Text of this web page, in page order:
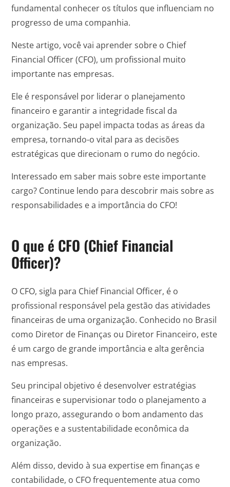
fundamental conhecer os títulos que influenciam no
progresso de uma companhia.
Neste artigo, você vai aprender sobre o Chief
Financial Officer (CFO), um profissional muito
importante nas empresas.
Ele é responsável por liderar o planejamento
financeiro e garantir a integridade fiscal da
organização. Seu papel impacta todas as áreas da
empresa, tornando-o vital para as decisões
estratégicas que direcionam o rumo do negócio.
Interessado em saber mais sobre este importante
cargo? Continue lendo para descobrir mais sobre as
responsabilidades e a importância do CFO!
O que é CFO (Chief Financial
Officer)?
O CFO, sigla para Chief Financial Officer, é o
profissional responsável pela gestão das atividades
financeiras de uma organização. Conhecido no Brasil
como Diretor de Finanças ou Diretor Financeiro, este
é um cargo de grande importância e alta gerência
nas empresas.
Seu principal objetivo é desenvolver estratégias
financeiras e supervisionar todo o planejamento a
longo prazo, assegurando o bom andamento das
operações e a sustentabilidade econômica da
organização.
Além disso, devido à sua expertise em finanças e
contabilidade, o CFO frequentemente atua como